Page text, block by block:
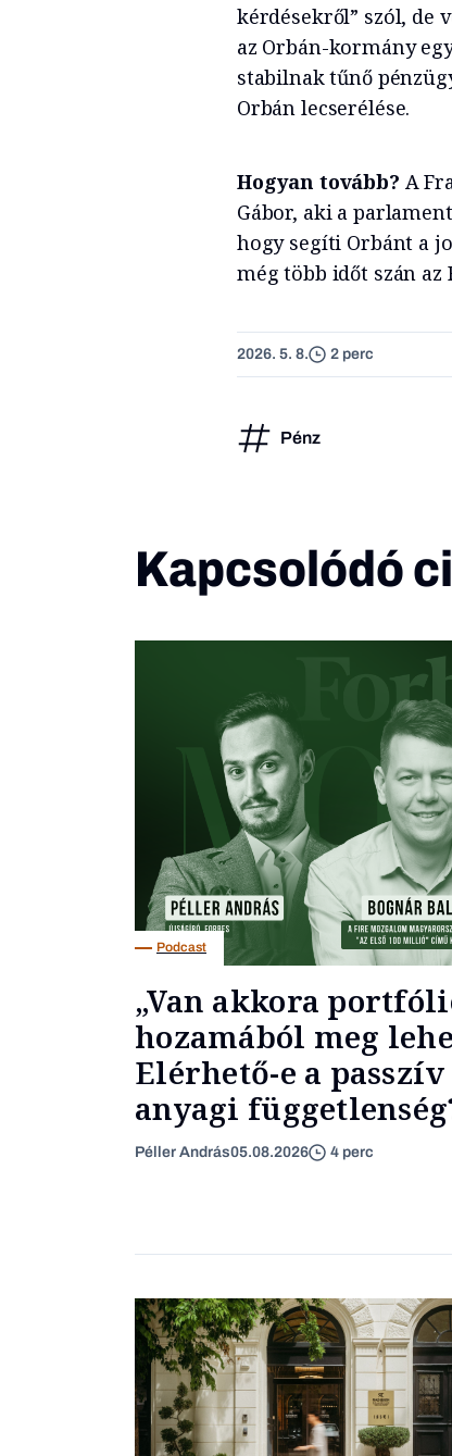
kérdésekről” szól, de
az Orbán-kormány
stabilnak tűnő
Orbán lecserélése.
Hogyan tovább? A
Gábor, aki a
hogy segíti Orbánt a
még több időt szán az
2026. 5. 8. 2 perc
Pénz
Kapcsolódó
Podcast
„Van akkora
hozamából meg
Elérhető-e a
anyagi
Péller András05.08.2026 4 perc